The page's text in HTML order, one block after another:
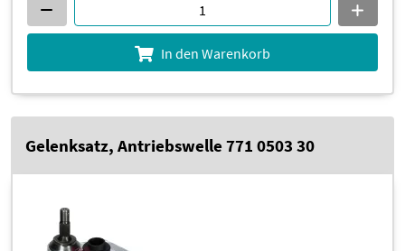
In den Warenkorb
Gelenksatz, Antriebswelle 771 0503 30